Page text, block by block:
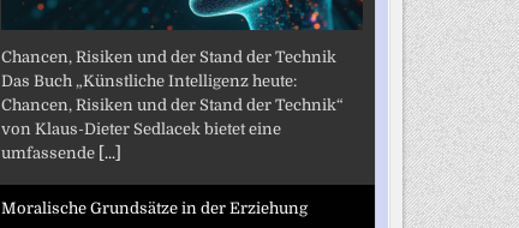
Chancen, Risiken und der Stand der Technik
Das Buch „Künstliche Intelligenz heute:
Chancen, Risiken und der Stand der Technik“
von Klaus-Dieter Sedlacek bietet eine
umfassende [...]
Moralische Grundsätze in der Erziehung